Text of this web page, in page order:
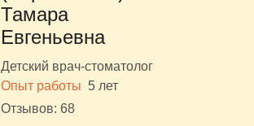
Тамара
Евгеньевна
Детский врач-стоматолог
Опыт работы 5 лет
Отзывов: 68